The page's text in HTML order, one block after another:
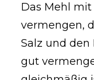
Das Mehl
vermengen,
Salz und den
gut